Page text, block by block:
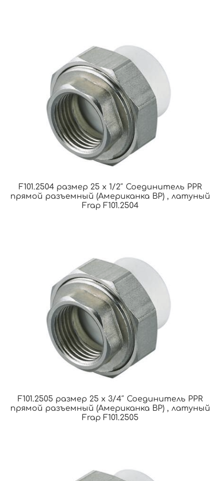
F101.2504 размер 25 x 1/2″ Соединитель PPR
прямой разъемный (Американка ВР) , латуный
Frap F101.2504
F101.2505 размер 25 x 3/4″ Соединитель PPR
прямой разъемный (Американка ВР) , латуный
Frap F101.2505